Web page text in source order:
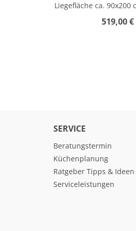
Liegefläche ca. 90x200
519,00
SERVICE
Beratungstermin
Küchenplanung
Ratgeber Tipps & Ideen
Serviceleistungen